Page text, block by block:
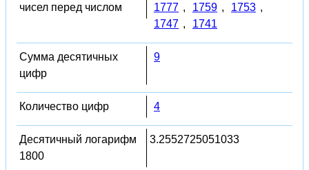
чисел перед числом
1777 , 1759 , 1753 ,
1747 , 1741
Сумма десятичных
цифр
9
Количество цифр 4
Десятичный логарифм
1800
3.2552725051033